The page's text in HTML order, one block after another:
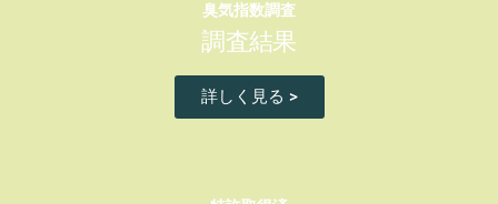
臭気指数調査
調査結果
詳しく見る >